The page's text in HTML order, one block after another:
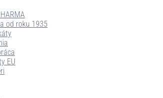
od roku 1935
EU